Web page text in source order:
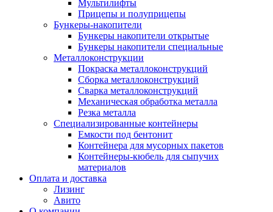
Мультилифты
Прицепы и полуприцепы
Бункеры-накопители
Бункеры накопители открытые
Бункеры накопители специальные
Металлоконструкции
Покраска металлоконструкций
Сборка металлоконструкций
Сварка металлоконструкций
Механическая обработка металла
Резка металла
Специализированные контейнеры
Емкости под бентонит
Контейнера для мусорных пакетов
Контейнеры-кюбель для сыпучих
материалов
Оплата и доставка
Лизинг
Авито